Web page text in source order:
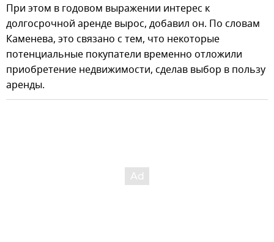
При этом в годовом выражении интерес к
долгосрочной аренде вырос, добавил он. По словам
Каменева, это связано с тем, что некоторые
потенциальные покупатели временно отложили
приобретение недвижимости, сделав выбор в пользу
аренды.